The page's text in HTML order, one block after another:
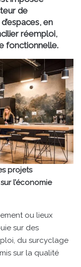
de
en
réemploi,
fonctionnelle.
projets
l’économie
ou lieux
sur des
du surcyclage
sur la qualité